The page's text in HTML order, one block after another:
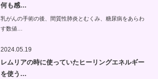
何も感…
乳がんの手術の後、間質性肺炎とむくみ、糖尿病をあらわ
す数値…
2024.05.19
レムリアの時に使っていたヒーリングエネルギー
を使う…